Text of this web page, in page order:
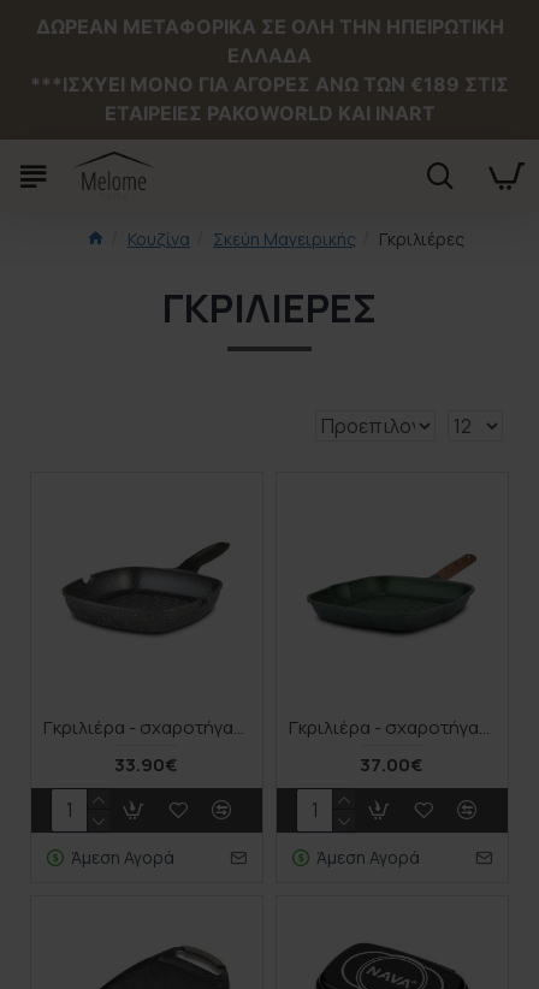
ΔΩΡΕΑΝ ΜΕΤΑΦΟΡΙΚΑ ΣΕ ΟΛΗ ΤΗΝ ΗΠΕΙΡΩΤΙΚΗ
ΕΛΛΑΔΑ
***ΙΣΧΥΕΙ MONO ΓΙΑ ΑΓΟΡΕΣ ΑΝΩ ΤΩΝ €189 ΣΤΙΣ
ΕΤΑΙΡΕΙΕΣ PAKOWORLD ΚΑΙ INART
Κουζίνα Σκεύη Μαγειρικής Γκριλιέρες
ΓΚΡΙΛΙΈΡΕΣ
Γκριλιέρα - σχαροτήγανο "Olea" με αντικολλητική επίστρωση stone 28cm
33.90€
Άμεση Αγορά
Γκριλιέρα - σχαροτήγανο "Ωmega" με αντικολλητική επίστρωση stone 28cm
37.00€
Άμεση Αγορά